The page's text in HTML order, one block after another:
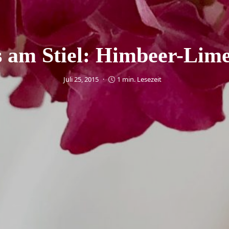
am Stiel: Himbeer-
Juli 25, 2015 1 min. Lesezeit